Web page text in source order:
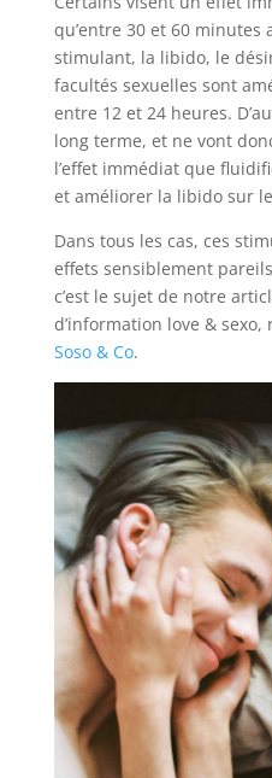
qu’entre 30 et 60
stimulant, la libido, le
facultés sexuelles sont
entre 12 et 24 heures.
long terme, et ne vont
l’effet immédiat que
et améliorer la libido sur
Dans tous les cas, ces
effets sensiblement
c’est le sujet de notre
d’information love &
Soso & Co.